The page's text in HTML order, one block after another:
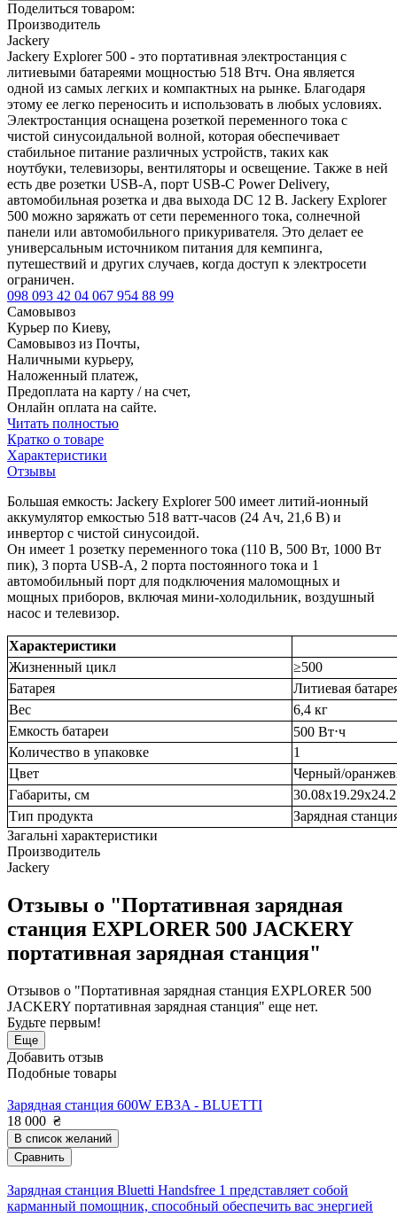
Поделиться товаром:
Производитель
Jackery
Jackery Explorer 500 - это портативная электростанция с
литиевыми батареями мощностью 518 Втч. Она является
одной из самых легких и компактных на рынке. Благодаря
этому ее легко переносить и использовать в любых условиях.
Электростанция оснащена розеткой переменного тока с
чистой синусоидальной волной, которая обеспечивает
стабильное питание различных устройств, таких как
ноутбуки, телевизоры, вентиляторы и освещение. Также в ней
есть две розетки USB-A, порт USB-C Power Delivery,
автомобильная розетка и два выхода DC 12 В. Jackery Explorer
500 можно заряжать от сети переменного тока, солнечной
панели или автомобильного прикуривателя. Это делает ее
универсальным источником питания для кемпинга,
путешествий и других случаев, когда доступ к электросети
ограничен.
098 093 42 04 067 954 88 99
Самовывоз
Курьер по Киеву,
Самовывоз из Почты,
Наличными курьеру,
Наложенный платеж,
Предоплата на карту / на счет,
Онлайн оплата на сайте.
Читать полностью
Кратко о товаре
Характеристики
Отзывы
Большая емкость: Jackery Explorer 500 имеет литий-ионный
аккумулятор емкостью 518 ватт-часов (24 Ач, 21,6 В) и
инвертор с чистой синусоидой.
Он имеет 1 розетку переменного тока (110 В, 500 Вт, 1000 Вт
пик), 3 порта USB-A, 2 порта постоянного тока и 1
автомобильный порт для подключения маломощных и
мощных приборов, включая мини-холодильник, воздушный
насос и телевизор.
Характеристики
Жизненный цикл
≥500
Батарея
Литиевая
Вес
6,4 кг
Емкость батареи
500 Вт⋅ч
Количество в упаковке
1
Цвет
Черный/
Габариты, см
30.08x19.29x24.2
Тип продукта
Зарядная
Загальні характеристики
Производитель
Jackery
Отзывы о "Портативная зарядная
станция EXPLORER 500 JACKERY
портативная зарядная станция"
Отзывов о "Портативная зарядная станция EXPLORER 500
JACKERY портативная зарядная станция" еще нет.
Будьте первым!
Еще
Добавить отзыв
Подобные товары
Зарядная станция 600W EB3A - BLUETTI
18 000 ₴
В список желаний
Сравнить
Зарядная станция Bluetti Handsfree 1 представляет собой
карманный помощник, способный обеспечить вас энергией